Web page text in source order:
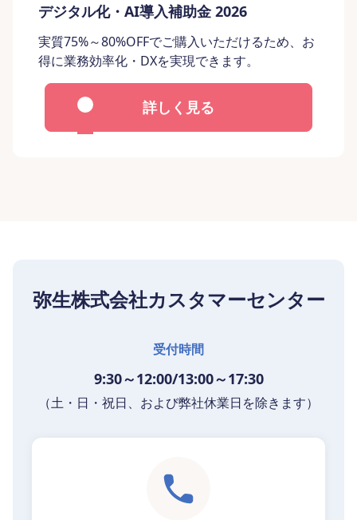
デジタル化・AI導入補助金 2026
実質75%～80%OFFでご購入いただけるため、お
得に業務効率化・DXを実現できます。
詳しく見る
弥生株式会社カスタマーセンター
受付時間
9:30～12:00/13:00～17:30
（土・日・祝日、および弊社休業日を除きます）